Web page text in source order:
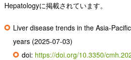
Hepatologyに掲載されています。
Liver disease trends in the Asia-
years (2025-07-03)
doi: https://doi.org/10.3350/cmh.